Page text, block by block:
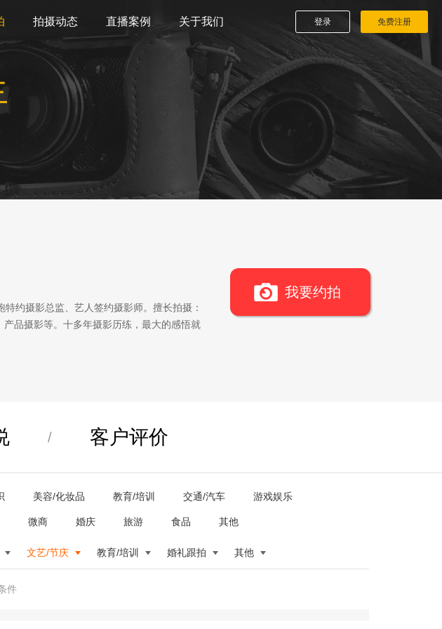
拍摄动态 直播案例 关于我们 登录 免费注册
约摄影总监、艺人签约摄影师。擅长拍摄：
品摄影等。十多年摄影历练，最大的感悟就
我要约拍
/ 客户评价
美容/化妆品 教育/培训 交通/汽车 游戏娱乐
微商 婚庆 旅游 食品 其他
文艺/节庆 教育/培训 婚礼跟拍 其他
件